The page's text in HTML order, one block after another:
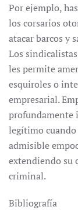
Por ejemplo,
los corsarios
atacar barcos y
Los
les permite
esquiroles o
empresarial.
profundamente
legítimo cuando
admisible
extendiendo su
criminal.
Bibliografía